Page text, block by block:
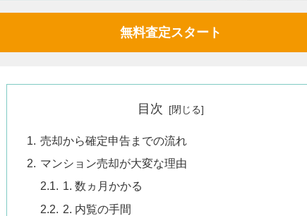
無料査定スタート
目次
売却から確定申告までの流れ
マンション売却が大変な理由
1. 数ヵ月かかる
2. 内覧の手間